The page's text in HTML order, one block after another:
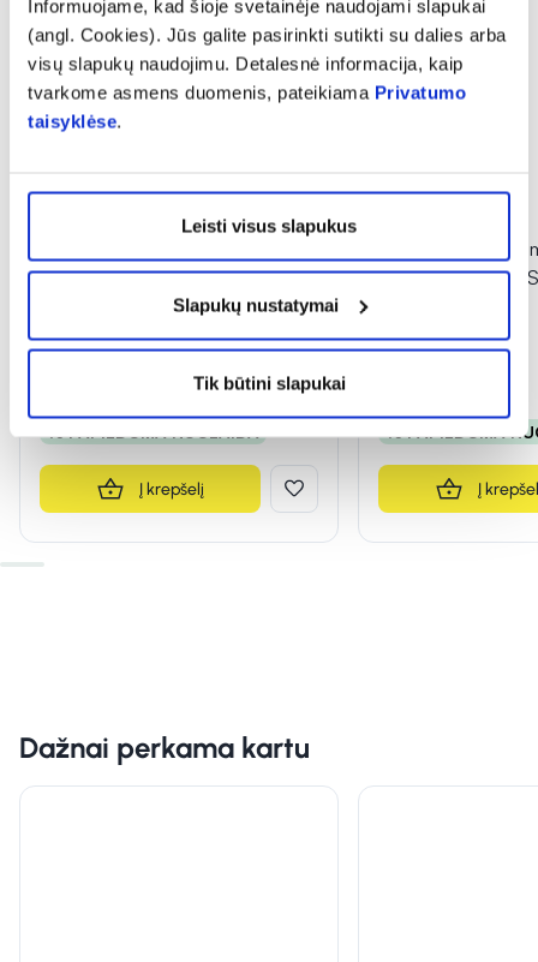
Informuojame, kad šioje svetainėje naudojami slapukai
(angl. Cookies). Jūs galite pasirinkti sutikti su dalies arba
visų slapukų naudojimu. Detalesnė informacija, kaip
tvarkome asmens duomenis, pateikiama Privatumo
taisyklėse.
Leisti visus slapukus
Slapukų nustatymai
Tik būtini slapukai
L-ARGININAS 500 mg, 100
Į krepšelį
RAW POWDERS
milteliais L-
% PAPILDOMA
Į
Dažnai perkama kartu